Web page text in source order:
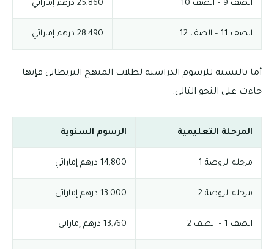
الصف 9 – الصف 10 25,860 درهم إماراتي
الصف 11 – الصف 12 28,490 درهم إماراتي
أما بالنسبة للرسوم الدراسية لطلاب المنهج البريطاني فإنها
جاءت على النحو التالي:
المرحلة التعليمية الرسوم السنوية
مرحلة الروضة 1 14,800 درهم إماراتي
مرحلة الروضة 2 13,000 درهم إماراتي
الصف 1 – الصف 2 13,760 درهم إماراتي